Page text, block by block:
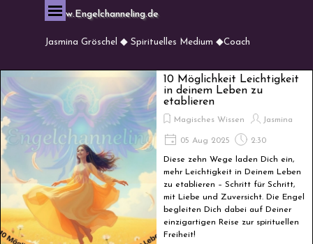
Direkt zum Seiteninhalt
www.Engelchanneling.de
Jasmina Gröschel ◆ Spirituelles Medium ◆Coach
Menü überspringen
10 Möglichkeit Leichtigkeit
in deinem Leben zu
etablieren
Magisches Wissen Jasmina
05 Aug 2025 2:30
Diese zehn Wege laden Dich ein,
mehr Leichtigkeit in Deinem Leben
zu etablieren – Schritt für Schritt,
mit Liebe und Zuversicht. Die Engel
begleiten Dich dabei auf Deiner
einzigartigen Reise zur spirituellen
Freiheit!